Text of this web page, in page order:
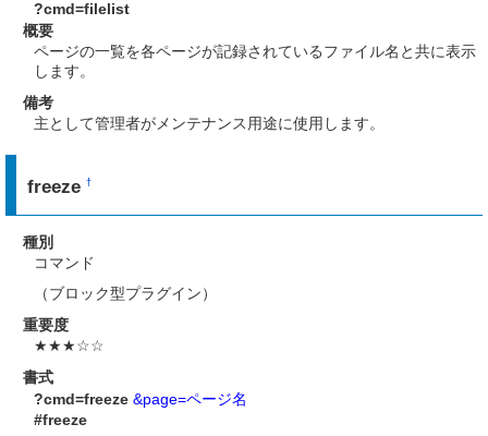
?cmd=filelist
概要
ページの一覧を各ページが記録されているファイル名と共に表示
します。
備考
主として管理者がメンテナンス用途に使用します。
freeze†
種別
コマンド
（ブロック型プラグイン）
重要度
★★★☆☆
書式
?cmd=freeze &page=ページ名
#freeze